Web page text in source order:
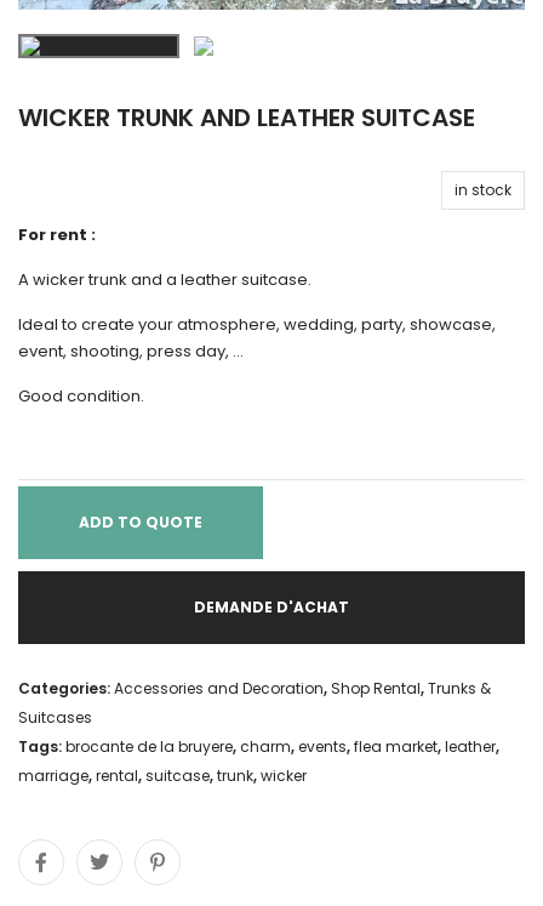
WICKER TRUNK AND LEATHER SUITCASE
in stock
For rent :
A wicker trunk and a leather suitcase.
Ideal to create your atmosphere, wedding, party, showcase,
event, shooting, press day, …
Good condition.
ADD TO QUOTE
DEMANDE D'ACHAT
Categories:Accessories and Decoration, Shop Rental,Trunks &
Suitcases
Tags:brocante de la bruyere,charm,events,flea market,leather,
marriage,rental,suitcase,trunk,wicker